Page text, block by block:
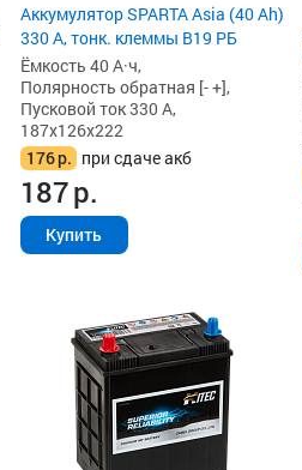
Аккумулятор SPARTA Asia (40 Ah)
330 А, тонк. клеммы B19 РБ
Ёмкость 40 А·ч,
Полярность обратная [- +],
Пусковой ток 330 А,
187x126x222
176р. при сдаче акб
187р.
Купить